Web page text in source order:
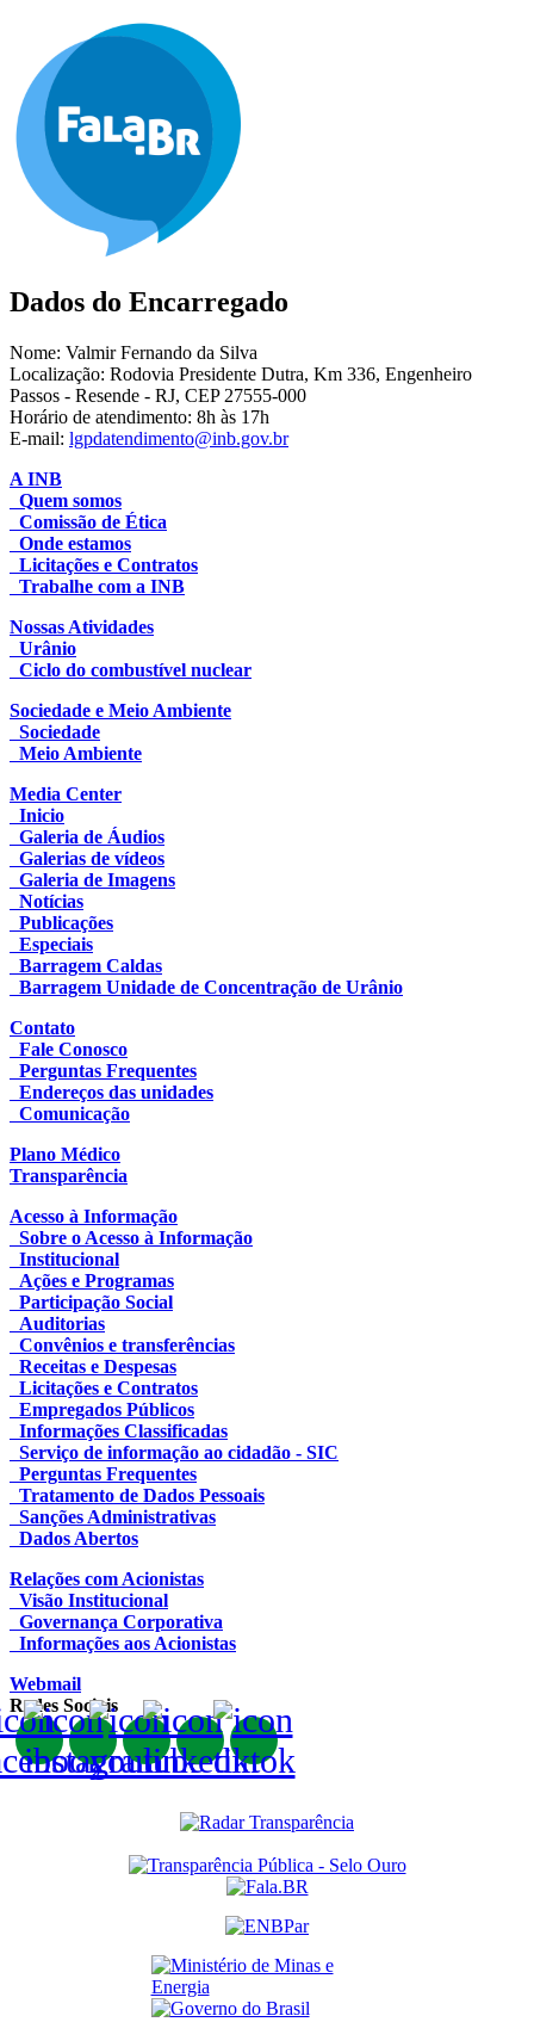
Dados do Encarregado
Nome: Valmir Fernando da Silva
Localização: Rodovia Presidente Dutra, Km 336, Engenheiro
Passos - Resende - RJ, CEP 27555-000
Horário de atendimento: 8h às 17h
E-mail: lgpdatendimento@inb.gov.br
A INB
Quem somos
Comissão de Ética
Onde estamos
Licitações e Contratos
Trabalhe com a INB
Nossas Atividades
Urânio
Ciclo do combustível nuclear
Sociedade e Meio Ambiente
Sociedade
Meio Ambiente
Media Center
Inicio
Galeria de Áudios
Galerias de vídeos
Galeria de Imagens
Notícias
Publicações
Especiais
Barragem Caldas
Barragem Unidade de Concentração de Urânio
Contato
Fale Conosco
Perguntas Frequentes
Endereços das unidades
Comunicação
Plano Médico
Transparência
Acesso à Informação
Sobre o Acesso à Informação
Institucional
Ações e Programas
Participação Social
Auditorias
Convênios e transferências
Receitas e Despesas
Licitações e Contratos
Empregados Públicos
Informações Classificadas
Serviço de informação ao cidadão - SIC
Perguntas Frequentes
Tratamento de Dados Pessoais
Sanções Administrativas
Dados Abertos
Relações com Acionistas
Visão Institucional
Governança Corporativa
Informações aos Acionistas
Webmail
Redes Sociais